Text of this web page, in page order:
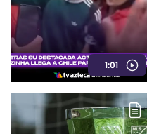
1:01